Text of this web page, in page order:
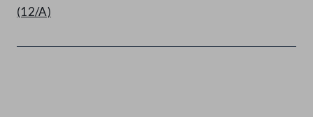
(12/A)